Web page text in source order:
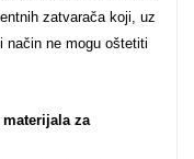
zatvarača koji, uz
način ne mogu oštetiti
za